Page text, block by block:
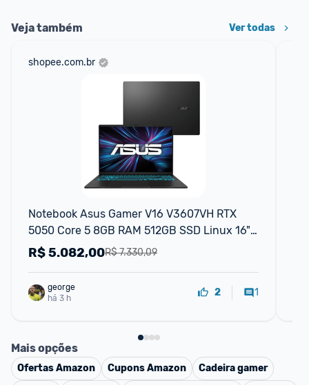
Veja também Ver todas
shopee.com.br
Notebook Asus Gamer V16 V3607VH RTX
5050 Core 5 8GB RAM 512GB SSD Linux 16"
LCD LED FHD 144HZ Nível IPS
R$ 7.330,09
R$5.082,00
george
há 3 h
2 1
Mais opções
OfertasAmazon CuponsAmazon
Cadeira gamer